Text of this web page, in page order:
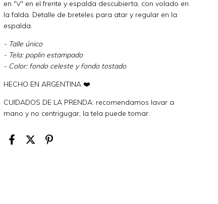
en "v" en el frente y espalda descubierta, con volado en
la falda. Detalle de breteles para atar y regular en la
espalda.
- Talle único
- Tela: poplin estampado
- Color: fondo celeste y fondo tostado
HECHO EN ARGENTINA ❤️
CUIDADOS DE LA PRENDA: recomendamos lavar a
mano y no centrigugar, la tela puede tomar.